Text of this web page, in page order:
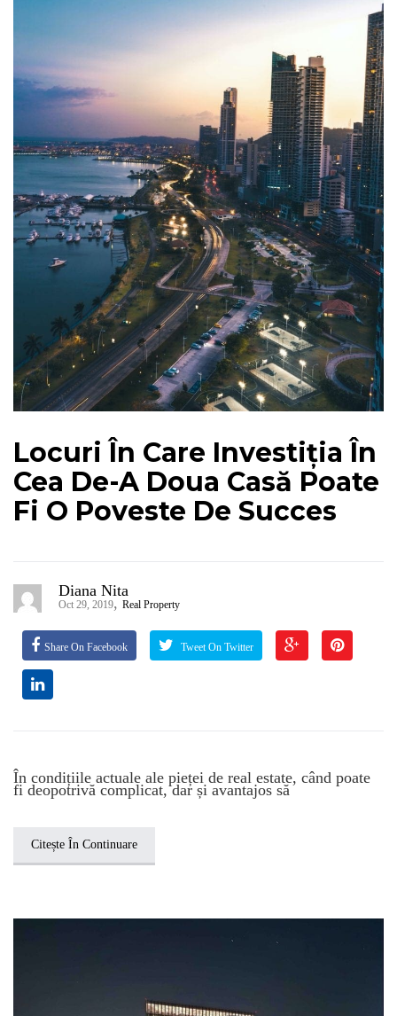
Locuri În Care Investiția În
Cea De-A Doua Casă Poate
Fi O Poveste De Succes
Diana Nita
Oct 29, 2019, Real Property
Share On Facebook Tweet On Twitter
În condițiile actuale ale pieței de real estate, când poate
fi deopotrivă complicat, dar și avantajos să
Citește În Continuare